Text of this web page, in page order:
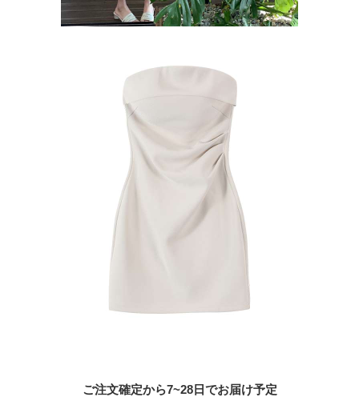
ご注文確定から7~28日でお届け予定